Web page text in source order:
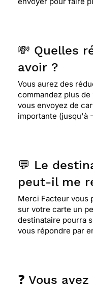
💸 Quelles
avoir ?
Vous aurez des
commandez plus de
vous envoyez de
importante (jusqu'à
💬 Le
peut-il me
Merci Facteur vous
sur votre carte un
destinataire pourra
vous répondre par
❓ Vous